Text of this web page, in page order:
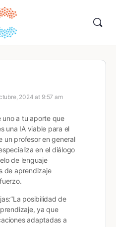
2024 at 9:57 am
uno a tu aporte que
una IA viable para el
un profesor en general
en el diálogo
de lenguaje
de aprendizaje
posibilidad de
ya que
adaptadas a